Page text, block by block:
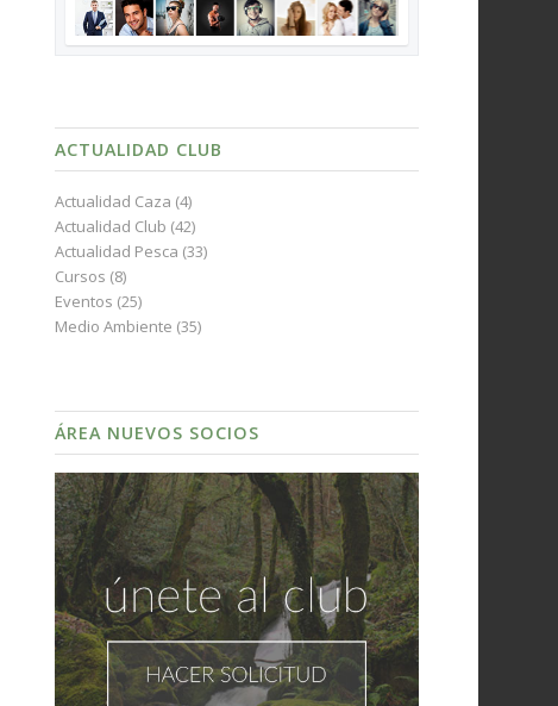
ACTUALIDAD CLUB
Actualidad Caza (4)
Actualidad Club (42)
Actualidad Pesca (33)
Cursos (8)
Eventos (25)
Medio Ambiente (35)
ÁREA NUEVOS SOCIOS